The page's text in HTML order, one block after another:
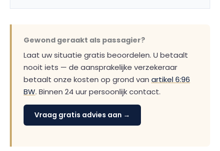
Gewond geraakt als passagier?
Laat uw situatie gratis beoordelen. U betaalt
nooit iets — de aansprakelijke verzekeraar
betaalt onze kosten op grond van artikel 6:96
BW. Binnen 24 uur persoonlijk contact.
Vraag gratis advies aan →